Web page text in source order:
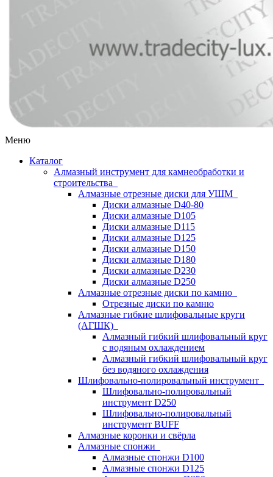
Меню
Каталог
Алмазный инструмент для камнеобработки и
строительства
Алмазные отрезные диски для УШМ
Диски алмазные D40-80
Диски алмазные D105
Диски алмазные D115
Диски алмазные D125
Диски алмазные D150
Диски алмазные D180
Диски алмазные D230
Диски алмазные D250
Алмазные отрезные диски по камню
Отрезные диски по камню
Алмазные гибкие шлифовальные круги
(АГШК)
Алмазный гибкий шлифовальный круг
с водяным охлаждением
Алмазный гибкий шлифовальный круг
без водяного охлаждения
Шлифовально-полировальный инструмент
Шлифовально-полировальный
инструмент D250
Шлифовально-полировальный
инструмент BUFF
Алмазные коронки и свёрла
Алмазные спонжи
Алмазные спонжи D100
Алмазные спонжи D125